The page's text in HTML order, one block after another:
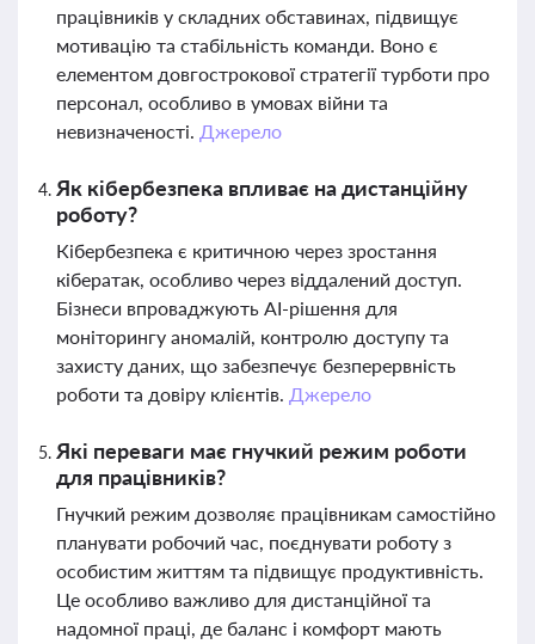
працівників у складних обставинах, підвищує
мотивацію та стабільність команди. Воно є
елементом довгострокової стратегії турботи про
персонал, особливо в умовах війни та
невизначеності. Джерело
Як кібербезпека впливає на дистанційну
роботу?
Кібербезпека є критичною через зростання
кібератак, особливо через віддалений доступ.
Бізнеси впроваджують AI-рішення для
моніторингу аномалій, контролю доступу та
захисту даних, що забезпечує безперервність
роботи та довіру клієнтів. Джерело
Які переваги має гнучкий режим роботи
для працівників?
Гнучкий режим дозволяє працівникам самостійно
планувати робочий час, поєднувати роботу з
особистим життям та підвищує продуктивність.
Це особливо важливо для дистанційної та
надомної праці, де баланс і комфорт мають